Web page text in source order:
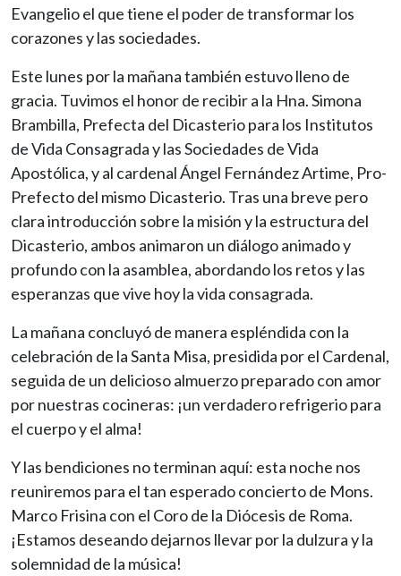
Evangelio el que tiene el poder de transformar los
corazones y las sociedades.
Este lunes por la mañana también estuvo lleno de
gracia. Tuvimos el honor de recibir a la Hna. Simona
Brambilla, Prefecta del Dicasterio para los Institutos
de Vida Consagrada y las Sociedades de Vida
Apostólica, y al cardenal Ángel Fernández Artime, Pro-
Prefecto del mismo Dicasterio. Tras una breve pero
clara introducción sobre la misión y la estructura del
Dicasterio, ambos animaron un diálogo animado y
profundo con la asamblea, abordando los retos y las
esperanzas que vive hoy la vida consagrada.
La mañana concluyó de manera espléndida con la
celebración de la Santa Misa, presidida por el Cardenal,
seguida de un delicioso almuerzo preparado con amor
por nuestras cocineras: ¡un verdadero refrigerio para
el cuerpo y el alma!
Y las bendiciones no terminan aquí: esta noche nos
reuniremos para el tan esperado concierto de Mons.
Marco Frisina con el Coro de la Diócesis de Roma.
¡Estamos deseando dejarnos llevar por la dulzura y la
solemnidad de la música!